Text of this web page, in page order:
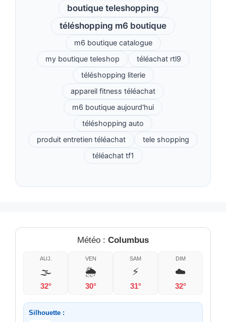
boutique teleshopping
téléshopping m6 boutique
m6 boutique catalogue
my boutique teleshop
téléachat rtl9
téléshopping literie
appareil fitness téléachat
m6 boutique aujourd'hui
téléshopping auto
produit entretien téléachat
tele shopping
téléachat tf1
Météo : Columbus
AUJ.
🌫️
32°
VEN
🌦️
30°
SAM
⚡
31°
DIM
☁️
32°
Silhouette :